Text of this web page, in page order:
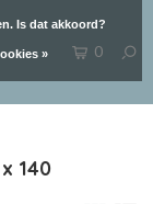
0
140
Is dat akkoord?
»